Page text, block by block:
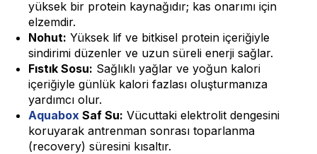
yüksek bir protein kaynağıdır; kas onarımı için
elzemdir.
Nohut: Yüksek lif ve bitkisel protein içeriğiyle
sindirimi düzenler ve uzun süreli enerji sağlar.
Fıstık Sosu: Sağlıklı yağlar ve yoğun kalori
içeriğiyle günlük kalori fazlası oluşturmanıza
yardımcı olur.
Aquabox Saf Su: Vücuttaki elektrolit dengesini
koruyarak antrenman sonrası toparlanma
(recovery) süresini kısaltır.